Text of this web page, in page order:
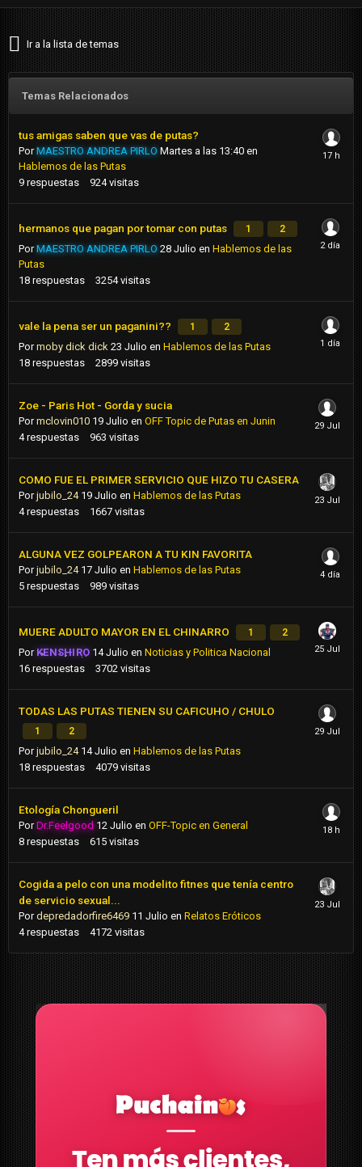
Ir a la lista de temas
Temas Relacionados
tus amigas saben que vas de putas?
PorMAESTRO ANDREA PIRLO Martes a las 13:40 en
Hablemos de las Putas
9 respuestas 924 visitas
hermanos que pagan por tomar con putas 1 2
PorMAESTRO ANDREA PIRLO 28 Julio en Hablemos de las
Putas
18 respuestas 3254 visitas
vale la pena ser un paganini?? 1 2
Pormoby dick dick 23 Julio en Hablemos de las Putas
18 respuestas 2899 visitas
Zoe - Paris Hot - Gorda y sucia
Pormclovin010 19 Julio en OFF Topic de Putas en Junin
4 respuestas 963 visitas
COMO FUE EL PRIMER SERVICIO QUE HIZO TU CASERA
Porjubilo_24 19 Julio en Hablemos de las Putas
4 respuestas 1667 visitas
ALGUNA VEZ GOLPEARON A TU KIN FAVORITA
Porjubilo_24 17 Julio en Hablemos de las Putas
5 respuestas 989 visitas
MUERE ADULTO MAYOR EN EL CHINARRO 1 2
Por KENSHIRO 14 Julio enNoticias y Politica Nacional
16 respuestas 3702 visitas
TODAS LAS PUTAS TIENEN SU CAFICUHO / CHULO
1 2
Porjubilo_24 14 Julio en Hablemos de las Putas
18 respuestas 4079 visitas
Etología Chongueril
PorDr.Feelgood 12 Julio en OFF-Topic en General
8 respuestas 615 visitas
Cogida a pelo con una modelito fitnes que tenía centro
de servicio sexual...
Pordepredadorfire6469 11 Julio en Relatos Eróticos
4 respuestas 4172 visitas